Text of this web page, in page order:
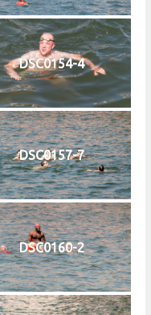
DSC0154-4
DSC0157-7
DSC0160-2